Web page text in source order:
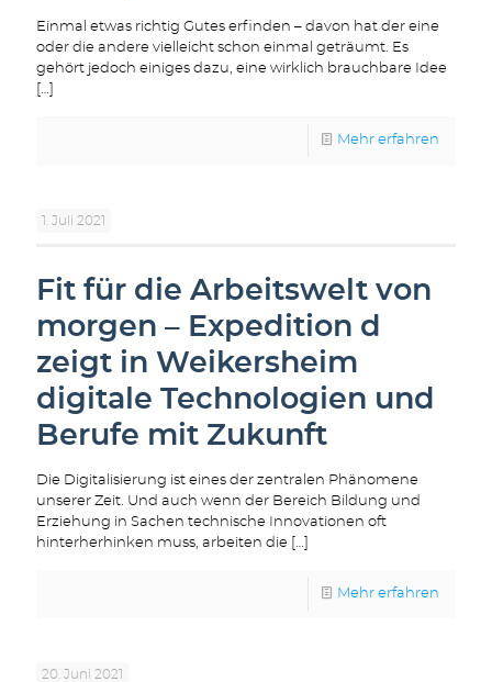
Einmal etwas richtig Gutes erfinden – davon hat der eine
oder die andere vielleicht schon einmal geträumt. Es
gehört jedoch einiges dazu, eine wirklich brauchbare Idee
[…]
Mehr erfahren
1. Juli 2021
Fit für die Arbeitswelt von
morgen – Expedition d
zeigt in Weikersheim
digitale Technologien und
Berufe mit Zukunft
Die Digitalisierung ist eines der zentralen Phänomene
unserer Zeit. Und auch wenn der Bereich Bildung und
Erziehung in Sachen technische Innovationen oft
hinterherhinken muss, arbeiten die […]
Mehr erfahren
20. Juni 2021